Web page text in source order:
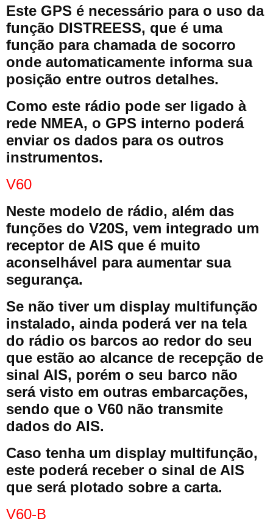
Este GPS é necessário para o uso da
função DISTREESS, que é uma
função para chamada de socorro
onde automaticamente informa sua
posição entre outros detalhes.
Como este rádio pode ser ligado à
rede NMEA, o GPS interno poderá
enviar os dados para os outros
instrumentos.
V60
Neste modelo de rádio, além das
funções do V20S, vem integrado um
receptor de AIS que é muito
aconselhável para aumentar sua
segurança.
Se não tiver um display multifunção
instalado, ainda poderá ver na tela
do rádio os barcos ao redor do seu
que estão ao alcance de recepção de
sinal AIS, porém o seu barco não
será visto em outras embarcações,
sendo que o V60 não transmite
dados do AIS.
Caso tenha um display multifunção,
este poderá receber o sinal de AIS
que será plotado sobre a carta.
V60-B